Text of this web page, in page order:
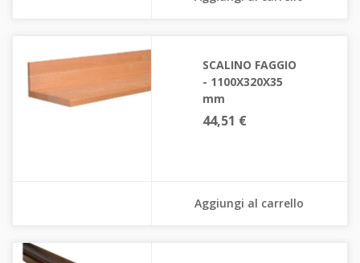
SCALINO FAGGIO
- 1100X320X35
mm
44,51 €
Aggiungi al carrello